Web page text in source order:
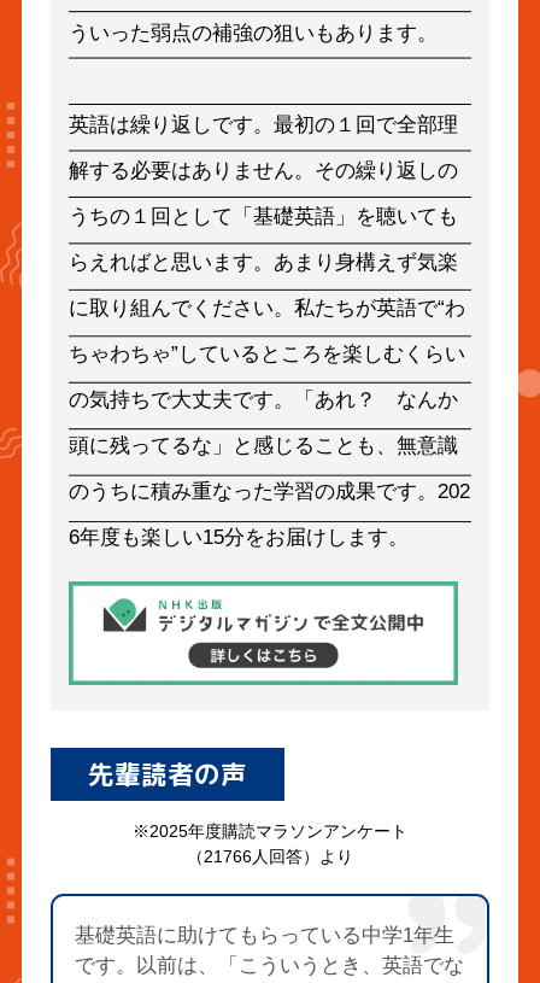
ういった弱点の補強の狙いもあります。
英語は繰り返しです。最初の１回で全部理
解する必要はありません。その繰り返しの
うちの１回として「基礎英語」を聴いても
らえればと思います。あまり身構えず気楽
に取り組んでください。私たちが英語で“わ
ちゃわちゃ”しているところを楽しむくらい
の気持ちで大丈夫です。「あれ？ なんか
頭に残ってるな」と感じることも、無意識
のうちに積み重なった学習の成果です。202
6年度も楽しい15分をお届けします。
先輩読者の声
※2025年度購読マラソンアンケート
（21766人回答）より
基礎英語に助けてもらっている中学1年生
です。以前は、「こういうとき、英語でな